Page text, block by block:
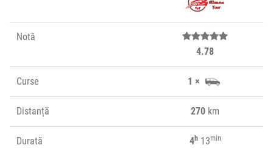
Notă
4.78
Curse 1 ×
Distanță 270 km
Durată 4h13min